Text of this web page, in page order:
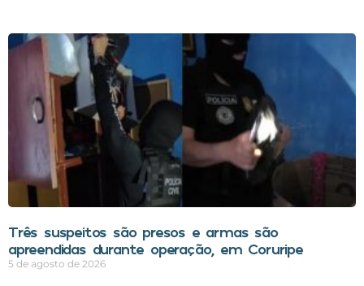
Três suspeitos são presos e armas são
apreendidas durante operação, em Coruripe
5 de agosto de 2026